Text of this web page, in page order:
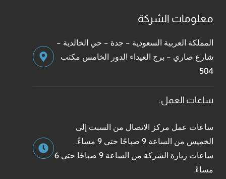
معلومات الشركة
المملكة العربية السعودية - جدة - حي الخالدية -
شارع صاري - برج الغيداء الدور الخامس مكتب
504
ساعات العمل:
ساعات عمل مركز الاتصال من السبت إلى
الخميس من الساعة 9 صباحًا حتى 9 مساءً.
ساعات زيارة الشركة من الساعة 9 صباحًا حتى 6
مساءً.